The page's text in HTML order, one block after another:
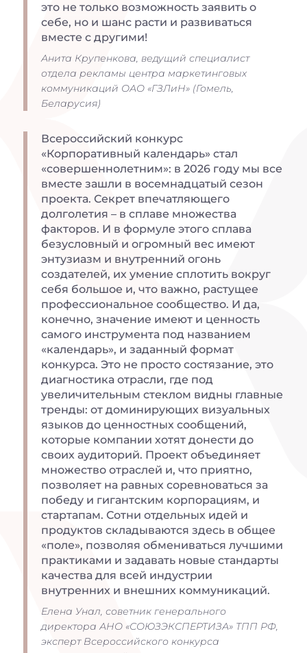
это не только возможность заявить о
себе, но и шанс расти и развиваться
вместе с другими!
Анита Крупенкова, ведущий специалист
отдела рекламы центра маркетинговых
коммуникаций ОАО «ГЗЛиН» (Гомель,
Беларусия)
Всероссийский конкурс
«Корпоративный календарь» стал
«совершеннолетним»: в 2026 году мы все
вместе зашли в восемнадцатый сезон
проекта. Секрет впечатляющего
долголетия – в сплаве множества
факторов. И в формуле этого сплава
безусловный и огромный вес имеют
энтузиазм и внутренний огонь
создателей, их умение сплотить вокруг
себя большое и, что важно, растущее
профессиональное сообщество. И да,
конечно, значение имеют и ценность
самого инструмента под названием
«календарь», и заданный формат
конкурса. Это не просто состязание, это
диагностика отрасли, где под
увеличительным стеклом видны главные
тренды: от доминирующих визуальных
языков до ценностных сообщений,
которые компании хотят донести до
своих аудиторий. Проект объединяет
множество отраслей и, что приятно,
позволяет на равных соревноваться за
победу и гигантским корпорациям, и
стартапам. Сотни отдельных идей и
продуктов складываются здесь в общее
«поле», позволяя обмениваться лучшими
практиками и задавать новые стандарты
качества для всей индустрии
внутренних и внешних коммуникаций.
Елена Унал, советник генерального
директора АНО «СОЮЗЭКСПЕРТИЗА» ТПП РФ,
эксперт Всероссийского конкурса